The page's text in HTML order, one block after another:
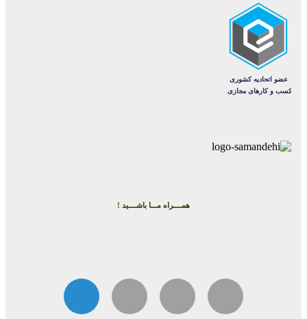
همــــراه مـــا باشــــید !